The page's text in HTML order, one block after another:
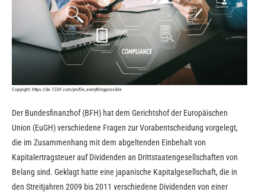
Copyright: https://de.123rf.com/profile_everythingpossible
Der Bundesfinanzhof (BFH) hat dem Gerichtshof der Europäischen
Union (EuGH) verschiedene Fragen zur Vorabentscheidung vorgelegt,
die im Zusammenhang mit dem abgeltenden Einbehalt von
Kapitalertragsteuer auf Dividenden an Drittstaatengesellschaften von
Belang sind. Geklagt hatte eine japanische Kapitalgesellschaft, die in
den Streitjahren 2009 bis 2011 verschiedene Dividenden von einer